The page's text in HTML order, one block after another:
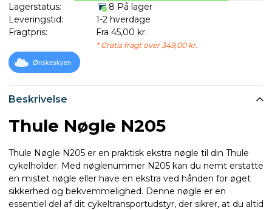
Beskrivelse
Thule Nøgle N205
Thule Nøgle N205 er en praktisk ekstra nøgle til din Thule
cykelholder. Med nøglenummer N205 kan du nemt erstatte
en mistet nøgle eller have en ekstra ved hånden for øget
sikkerhed og bekvemmelighed. Denne nøgle er en
essentiel del af dit cykeltransportudstyr, der sikrer, at du altid
Lagerstatus:
8 På lager
Leveringstid:
1-2 hverdage
Fragtpris:
Fra 45,00 kr.
* Gratis fragt over 349,00 kr.
Ønskeskyen